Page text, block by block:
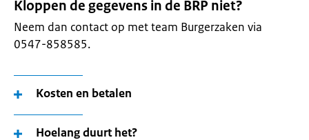
Kloppen de gegevens in de BRP niet?
Neem dan contact op met team Burgerzaken via
0547-858585.
Kosten en betalen
Hoelang duurt het?